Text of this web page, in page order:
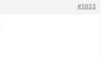
#5933